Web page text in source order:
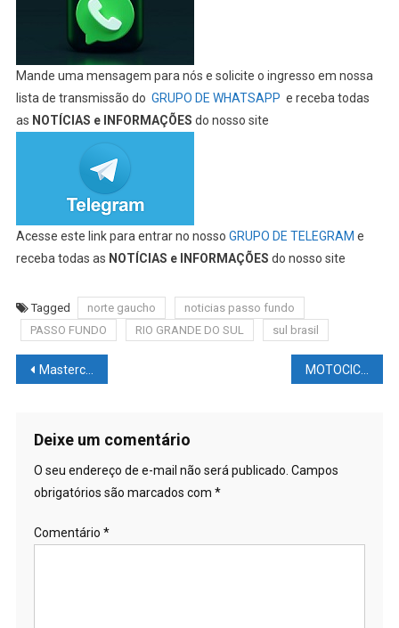
Mande uma mensagem para nós e solicite o ingresso em nossa
lista de transmissão do GRUPO DE WHATSAPP e receba todas
as NOTÍCIAS e INFORMAÇÕES do nosso site
Acesse este link para entrar no nosso GRUPO DE TELEGRAM e
receba todas as NOTÍCIAS e INFORMAÇÕES do nosso site
Tagged norte gaucho
noticias passo fundo
PASSO FUNDO
RIO GRANDE DO SUL sul brasil
Navegação
Post
Mastercard faz pagamentos usando reconhecimento facial em vez de smartphone e cartão e senhas
Deixe um comentário
O seu endereço de e-mail não será publicado. Campos
obrigatórios são marcados com *
Comentário *